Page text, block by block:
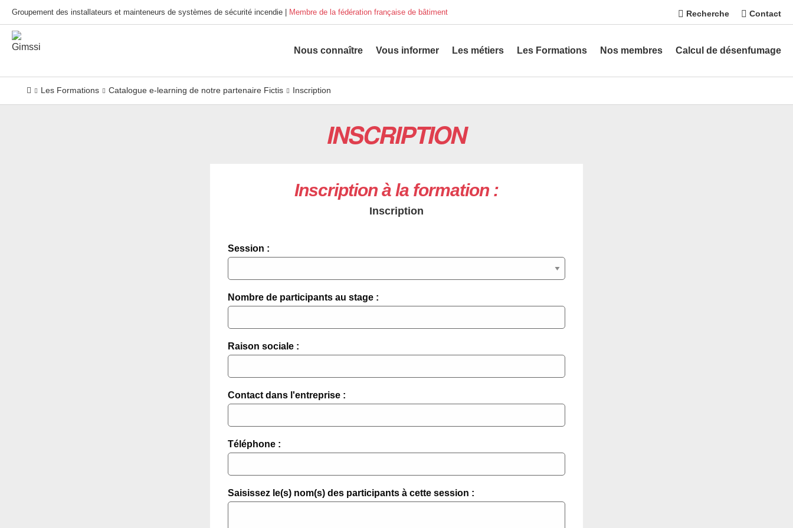
Groupement des installateurs et mainteneurs de systèmes de sécurité incendie | Membre de la fédération française de bâtiment Recherche Contact
Nous connaître Vous informer Les métiers Les Formations Nos membres Calcul de désenfumage
Les Formations Catalogue e-learning de notre partenaire Fictis Inscription
INSCRIPTION
Inscription à la formation :
Inscription
Session :
Nombre de participants au stage :
Raison sociale :
Contact dans l'entreprise :
Téléphone :
Saisissez le(s) nom(s) des participants à cette session :